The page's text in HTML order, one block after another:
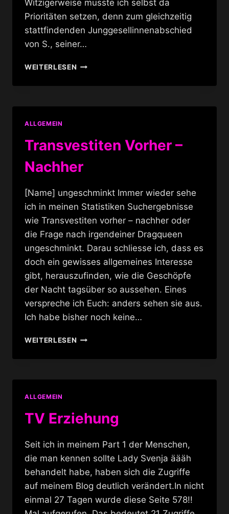
Witzigerweise musste ich selbst da
Prioritäten setzen, denn zum gleichzeitig
stattfindenden Junggesellinnenabschied
von S., seiner…
WEITERLESENCROSSDRESSER,
ODER
ALLGEMEIN
Transvestiten Vorher –
Nachher
[Name] ungeschminkt Immer wieder sehe
ich in meinen Statistiken Suchergebnisse
wie Transvestiten vorher – nachher oder
die Frage nach irgendeiner Dragqueen
ungeschminkt. Darau schliesse ich, dass es
doch ein gewisses allgemeines Interesse
gibt, herauszufinden, wie die Geschöpfe
der Nacht tagsüber so aussehen. Eines
verspreche ich Euch: anders sehen sie aus.
Ich habe bisher noch keine…
WEITERLESENTRANSVESTITEN
–
ALLGEMEIN
TV Erziehung
Seit ich in meinem Part 1 der Menschen,
die man kennen sollte Lady Svenja äääh
behandelt habe, haben sich die Zugriffe
auf meinem Blog deutlich verändert.In nicht
einmal 27 Tagen wurde diese Seite 578!!